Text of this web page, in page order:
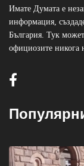
Имате Думата е
информация,
България. Тук
официозите никога